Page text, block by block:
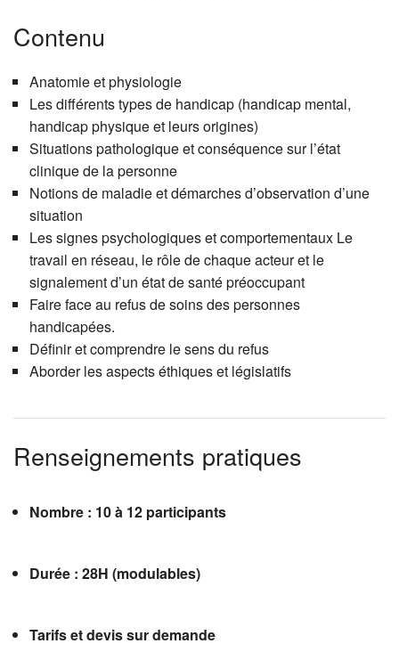
Contenu
Anatomie et physiologie
Les différents types de handicap (handicap mental,
handicap physique et leurs origines)
Situations pathologique et conséquence sur l’état
clinique de la personne
Notions de maladie et démarches d’observation d’une
situation
Les signes psychologiques et comportementaux Le
travail en réseau, le rôle de chaque acteur et le
signalement d’un état de santé préoccupant
Faire face au refus de soins des personnes
handicapées.
Définir et comprendre le sens du refus
Aborder les aspects éthiques et législatifs
Renseignements pratiques
Nombre : 10 à 12 participants
Durée : 28H (modulables)
Tarifs et devis sur demande